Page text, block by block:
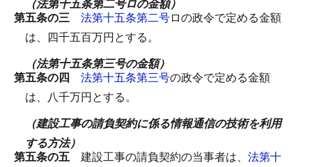
第五条の三 法第十五条第二号ロの政令で定める金額
は、四千五百万円とする。
（法第十五条第三号の金額）
第五条の四 法第十五条第三号の政令で定める金額
は、八千万円とする。
（建設工事の請負契約に係る情報通信の技術を利用
する方法）
第五条の五 建設工事の請負契約の当事者は、 法第十